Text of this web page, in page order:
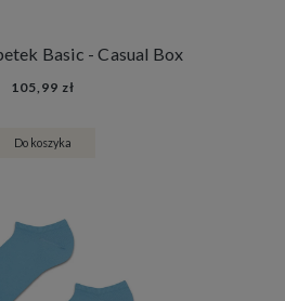
Basic - Casual Box
105,99 zł
Do koszyka